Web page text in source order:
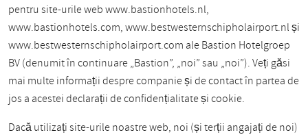
pentru site-urile web www.bastionhotels.nl,
www.bastionhotels.com, www.bestwesternschipholairport.nl și
www.bestwesternschipholairport.com ale Bastion Hotelgroep
BV (denumit în continuare „Bastion”, „noi” sau „noi”). Veți găsi
mai multe informații despre companie și de contact în partea de
jos a acestei declarații de confidențialitate și cookie.
Dacă utilizați site-urile noastre web, noi (și terții angajați de noi)